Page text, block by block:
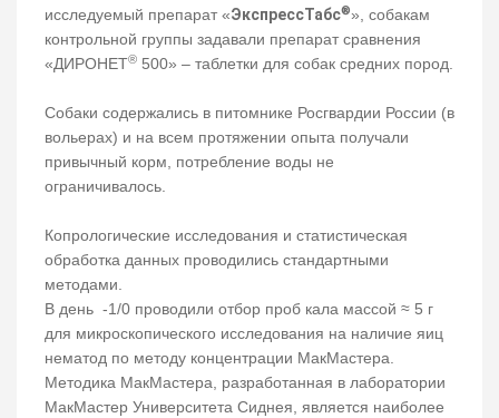
исследуемый препарат «ЭкспрессТабс®», собакам
контрольной группы задавали препарат сравнения
«ДИРОНЕТ® 500» – таблетки для собак средних пород.
Собаки содержались в питомнике Росгвардии России (в
вольерах) и на всем протяжении опыта получали
привычный корм, потребление воды не
ограничивалось.
Копрологические исследования и статистическая
обработка данных проводились стандартными
методами.
В день -1/0 проводили отбор проб кала массой ≈ 5 г
для микроскопического исследования на наличие яиц
нематод по методу концентрации МакМастера.
Методика МакМастера, разработанная в лаборатории
МакМастер Университета Сиднея, является наиболее